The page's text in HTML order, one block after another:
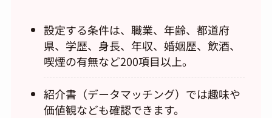
設定する条件は、職業、年齢、都道府
県、学歴、身長、年収、婚姻歴、飲酒、
喫煙の有無など200項目以上。
紹介書（データマッチング）では趣味や
価値観なども確認できます。